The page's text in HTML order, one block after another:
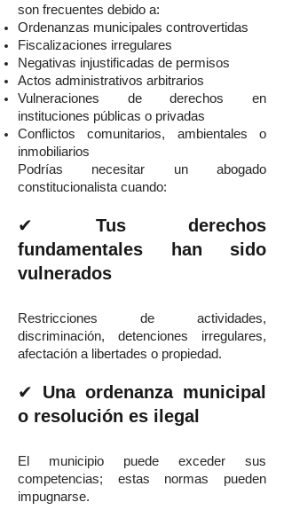
son frecuentes debido a:
Ordenanzas municipales controvertidas
Fiscalizaciones irregulares
Negativas injustificadas de permisos
Actos administrativos arbitrarios
Vulneraciones de derechos en
instituciones públicas o privadas
Conflictos comunitarios, ambientales o
inmobiliarios
Podrías necesitar un abogado
constitucionalista cuando:
✔ Tus derechos
fundamentales han sido
vulnerados
Restricciones de actividades,
discriminación, detenciones irregulares,
afectación a libertades o propiedad.
✔ Una ordenanza municipal
o resolución es ilegal
El municipio puede exceder sus
competencias; estas normas pueden
impugnarse.